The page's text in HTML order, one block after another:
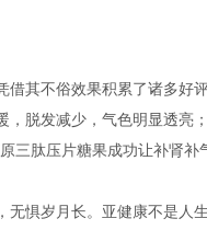
借其不俗效果积累了诸多
脱发减少，气色明显透亮
三肽压片糖果成功让补肾
无惧岁月长。亚健康不是人